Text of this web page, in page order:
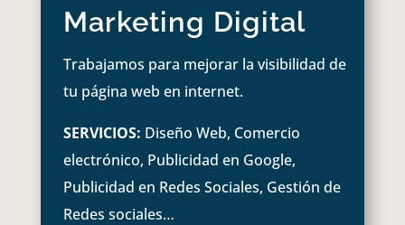
Marketing Digital
Trabajamos para mejorar la visibilidad de
tu página web en internet.
SERVICIOS: Diseño Web, Comercio
electrónico, Publicidad en Google,
Publicidad en Redes Sociales, Gestión de
Redes sociales…